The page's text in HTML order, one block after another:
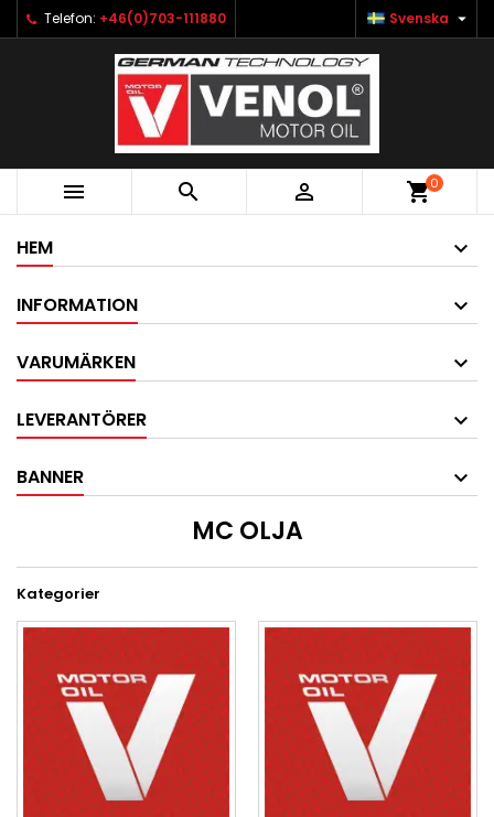
Telefon: +46(0)703-111880 Svenska 
   shopping_cart0
HEM
INFORMATION
VARUMÄRKEN
LEVERANTÖRER
BANNER
MC OLJA
Kategorier